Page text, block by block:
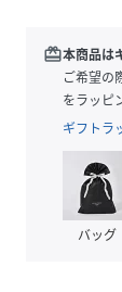
素材
サイズ
redeem本商品は
ご希望の
をラッピ
ギフトラ
バッグ